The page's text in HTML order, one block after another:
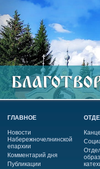
ГЛАВНОЕ
Новости
Набережночелнинской
епархии
Комментарий дня
Публикации